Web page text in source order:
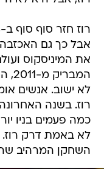
אבל כך גם
את המיניסקוס
לא ישוב. אנשים
רוז. בשנה
כמה פעמים בניו
לא באמת דרק רוז.
השחקן המרהיב